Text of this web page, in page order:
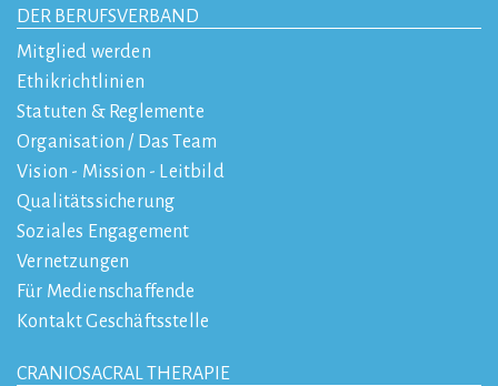
DER BERUFSVERBAND
Mitglied werden
Ethikrichtlinien
Statuten & Reglemente
Organisation / Das Team
Vision - Mission - Leitbild
Qualitätssicherung
Soziales Engagement
Vernetzungen
Für Medienschaffende
Kontakt Geschäftsstelle
CRANIOSACRAL THERAPIE